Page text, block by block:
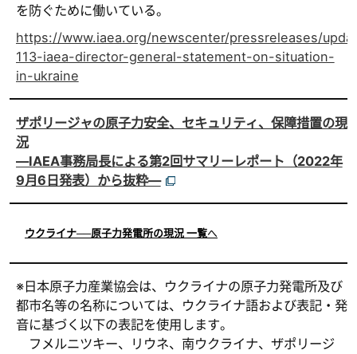
を防ぐために働いている。
https://www.iaea.org/newscenter/pressreleases/
113-iaea-director-general-statement-on-situation-
in-ukraine
ザポリージャの原子力安全、セキュリティ、保障措置の現
況
―IAEA事務局長による第2回サマリーレポート（2022年
9月6日発表）から抜粋―
ウクライナ──原子力発電所の現況 一覧へ
※日本原子力産業協会は、ウクライナの原子力発電所及び
都市名等の名称については、ウクライナ語および表記・発
音に基づく以下の表記を使用します。
フメルニツキー、リウネ、南ウクライナ、ザポリージ